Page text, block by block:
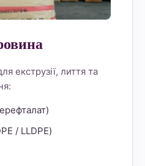
екструзії, лиття та
/ LLDPE)